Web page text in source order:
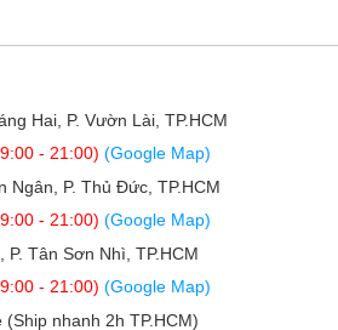
Hai, P. Vườn Lài, TP.HCM
- 21:00) (Google Map)
Ngân, P. Thủ Đức, TP.HCM
- 21:00) (Google Map)
P. Tân Sơn Nhì, TP.HCM
- 21:00) (Google Map)
(Ship nhanh 2h TP.HCM)